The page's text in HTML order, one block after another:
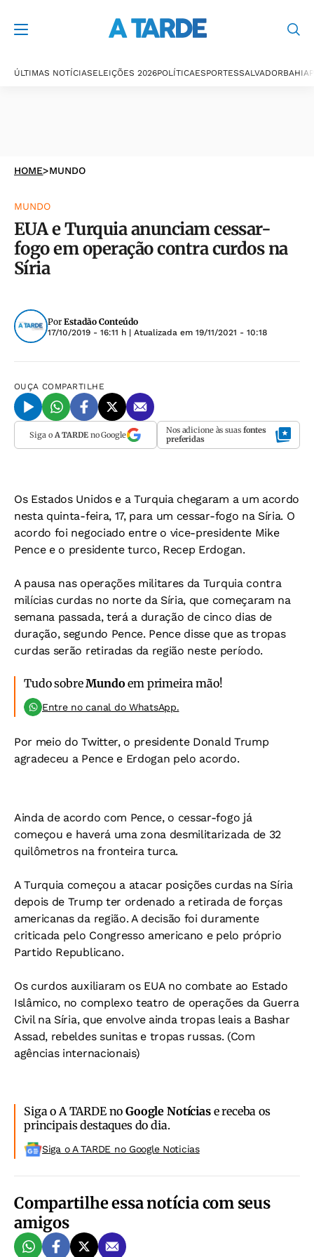
ÚLTIMAS NOTÍCIASELEIÇÕES 2026POLÍTICAESPORTESSALVADORBAHIA
HOME>MUNDO
MUNDO
EUA e Turquia anunciam cessar-
fogo em operação contra curdos na
Síria
Por Estadão Conteúdo
17/10/2019 - 16:11 h | Atualizada em 19/11/2021 - 10:18
OUÇA COMPARTILHE
Siga o A TARDEno Google Nos adicione às suas fontes
preferidas
Os Estados Unidos e a Turquia chegaram a um acordo
nesta quinta-feira, 17, para um cessar-fogo na Síria. O
acordo foi negociado entre o vice-presidente Mike
Pence e o presidente turco, Recep Erdogan.
A pausa nas operações militares da Turquia contra
milícias curdas no norte da Síria, que começaram na
semana passada, terá a duração de cinco dias de
duração, segundo Pence. Pence disse que as tropas
curdas serão retiradas da região neste período.
Tudo sobreMundo em primeira mão!
Entre no canal do WhatsApp.
Por meio do Twitter, o presidente Donald Trump
agradeceu a Pence e Erdogan pelo acordo.
Ainda de acordo com Pence, o cessar-fogo já
começou e haverá uma zona desmilitarizada de 32
quilômetros na fronteira turca.
A Turquia começou a atacar posições curdas na Síria
depois de Trump ter ordenado a retirada de forças
americanas da região. A decisão foi duramente
criticada pelo Congresso americano e pelo próprio
Partido Republicano.
Os curdos auxiliaram os EUA no combate ao Estado
Islâmico, no complexo teatro de operações da Guerra
Civil na Síria, que envolve ainda tropas leais a Bashar
Assad, rebeldes sunitas e tropas russas. (Com
agências internacionais)
Siga o A TARDE noGoogle Notíciase receba os
principais destaques do dia.
Siga o A TARDE no Google Noticias
Compartilhe essa notícia com seus
amigos